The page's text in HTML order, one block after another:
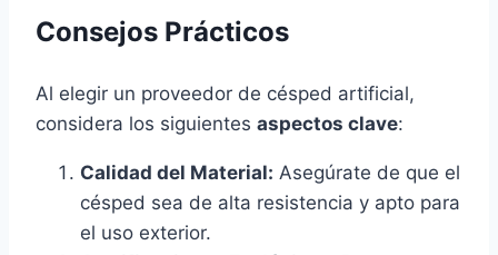
Consejos Prácticos
Al elegir un proveedor de césped artificial,
considera los siguientes aspectos clave:
Calidad del Material: Asegúrate de que el
césped sea de alta resistencia y apto para
el uso exterior.